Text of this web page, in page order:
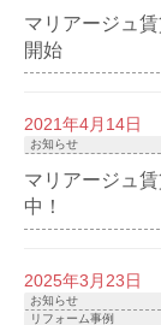
マリアージュ
開始
2021年4月14日
お知らせ
マリアージュ
中！
2025年3月23日
お知らせ
リフォーム事例